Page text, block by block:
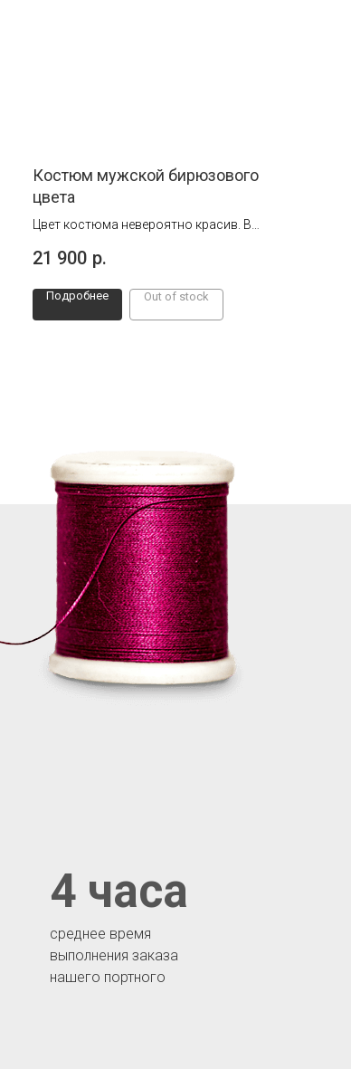
Костюм мужской бирюзового
цвета
Цвет костюма невероятно красив. В
на любом мероприятии.
21 900 р.
Подробнее Out of stock
среднее время
выполнения заказа
нашего портного
4 часа